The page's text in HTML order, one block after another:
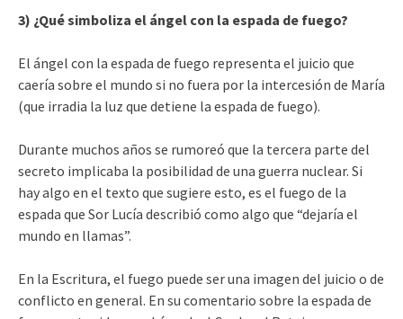
3) ¿Qué simboliza el ángel con la espada de fuego?
El ángel con la espada de fuego representa el juicio que
caería sobre el mundo si no fuera por la intercesión de María
(que irradia la luz que detiene la espada de fuego).
Durante muchos años se rumoreó que la tercera parte del
secreto implicaba la posibilidad de una guerra nuclear. Si
hay algo en el texto que sugiere esto, es el fuego de la
espada que Sor Lucía describió como algo que “dejaría el
mundo en llamas”.
En la Escritura, el fuego puede ser una imagen del juicio o de
conflicto en general. En su comentario sobre la espada de